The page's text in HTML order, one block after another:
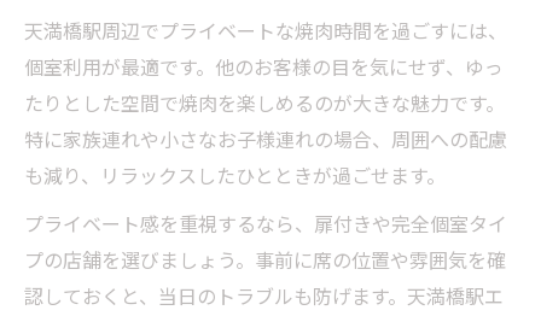
天満橋駅周辺でプライベートな焼肉時間を過ごすには、
個室利用が最適です。他のお客様の目を気にせず、ゆっ
たりとした空間で焼肉を楽しめるのが大きな魅力です。
特に家族連れや小さなお子様連れの場合、周囲への配慮
も減り、リラックスしたひとときが過ごせます。
プライベート感を重視するなら、扉付きや完全個室タイ
プの店舗を選びましょう。事前に席の位置や雰囲気を確
認しておくと、当日のトラブルも防げます。天満橋駅エ